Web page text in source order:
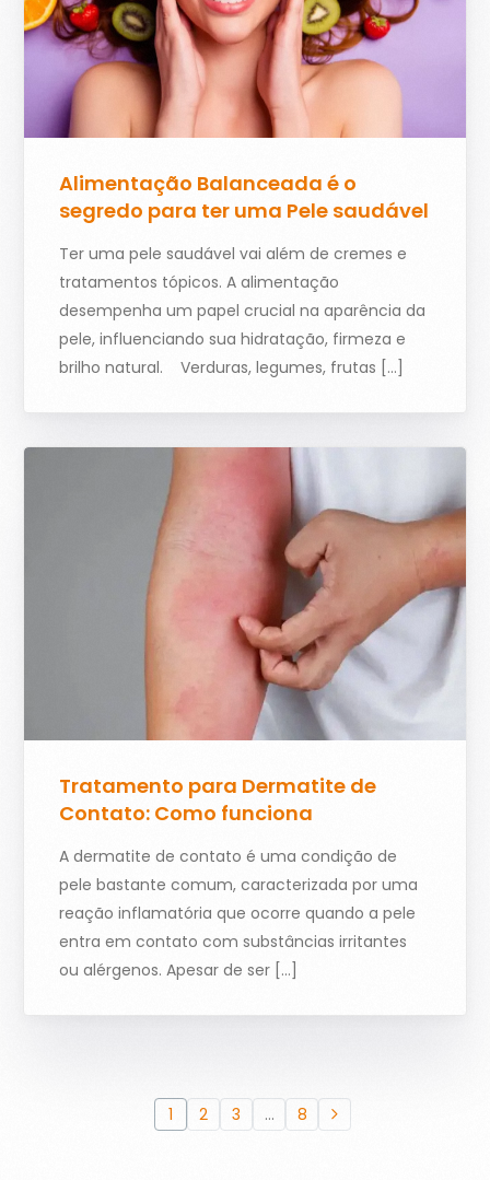
Alimentação Balanceada é o
segredo para ter uma Pele saudável
Ter uma pele saudável vai além de cremes e
tratamentos tópicos. A alimentação
desempenha um papel crucial na aparência da
pele, influenciando sua hidratação, firmeza e
brilho natural. Verduras, legumes, frutas […]
Tratamento para Dermatite de
Contato: Como funciona
A dermatite de contato é uma condição de
pele bastante comum, caracterizada por uma
reação inflamatória que ocorre quando a pele
entra em contato com substâncias irritantes
ou alérgenos. Apesar de ser […]
1 2 3 … 8